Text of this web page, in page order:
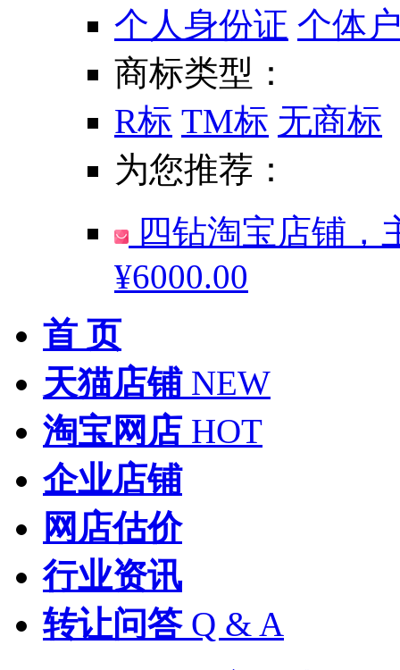
个人身份证 个体
商标类型：
R标 TM标 无商标
为您推荐：
四钻淘宝店铺，
¥6000.00
首 页
天猫店铺 NEW
淘宝网店 HOT
企业店铺
网店估价
行业资讯
转让问答 Q & A